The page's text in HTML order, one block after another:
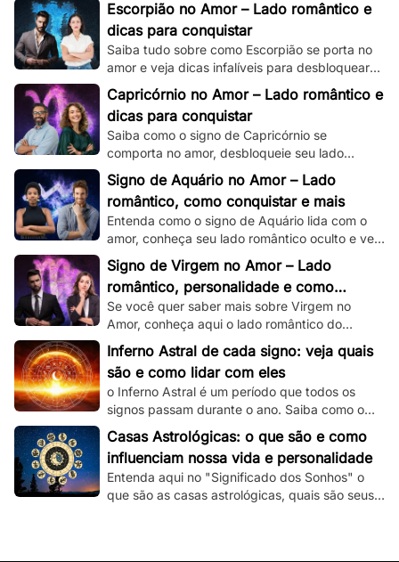
romântico.
Escorpião no Amor – Lado romântico e
dicas para conquistar
Saiba tudo sobre como Escorpião se porta no
amor e veja dicas infalíveis para desbloquear
seu misterioso e enigmático lado romântico.
Capricórnio no Amor – Lado romântico e
dicas para conquistar
Saiba como o signo de Capricórnio se
comporta no amor, desbloqueie seu lado
romântico e veja dicas de como conquistar um
capricorniano!
Signo de Aquário no Amor – Lado
romântico, como conquistar e mais
Entenda como o signo de Aquário lida com o
amor, conheça seu lado romântico oculto e veja
dicas de como conquistar um aquariano!
Signo de Virgem no Amor – Lado
romântico, personalidade e como
conquistar
Se você quer saber mais sobre Virgem no
Amor, conheça aqui o lado romântico do
virginiano e confira dicas de como conquistá-
lo.
Inferno Astral de cada signo: veja quais
são e como lidar com eles
o Inferno Astral é um período que todos os
signos passam durante o ano. Saiba como o
seu signo é atingido e como lidar com essa
fase.
Casas Astrológicas: o que são e como
influenciam nossa vida e personalidade
Entenda aqui no "Significado dos Sonhos" o
que são as casas astrológicas, quais são seus